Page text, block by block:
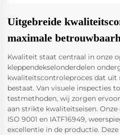
Uitgebreide
maximale
Kwaliteit staat centraal in onze
kleppendekselonderdelen
kwaliteitscontroleproces dat uit
bestaat. Van visuele inspecties
testmethoden, wij zorgen
aan strikte kwaliteitseisen.
ISO 9001 en IATF16949,
excellentie in de productie.